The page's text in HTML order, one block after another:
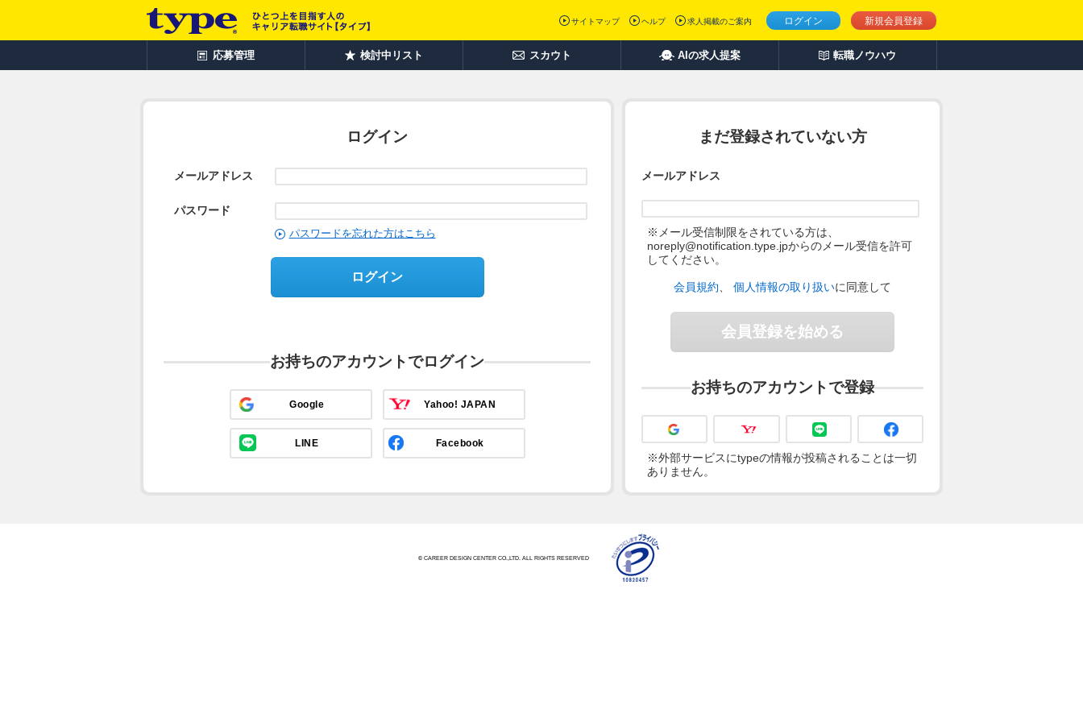
ログイン 新規会員登録
サイトマップ ヘルプ 求人掲載のご案内
応募管理 検討中リスト スカウト AIの求人提案 転職ノウハウ
ログイン
メールアドレス
パスワード
パスワードを忘れた方はこちら
ログイン
お持ちのアカウントでログイン
Google Yahoo! JAPAN
LINE Facebook
まだ登録されていない方
メールアドレス
※メール受信制限をされている方は、
noreply@notification.type.jpからのメール受信を許可
してください。
会員規約 個人情報の取り扱いに同意して
会員登録を始める
お持ちのアカウントで登録
※外部サービスにtypeの情報が投稿されることは一切
ありません。
© CAREER DESIGN CENTER CO.,LTD. ALL RIGHTS RESERVED